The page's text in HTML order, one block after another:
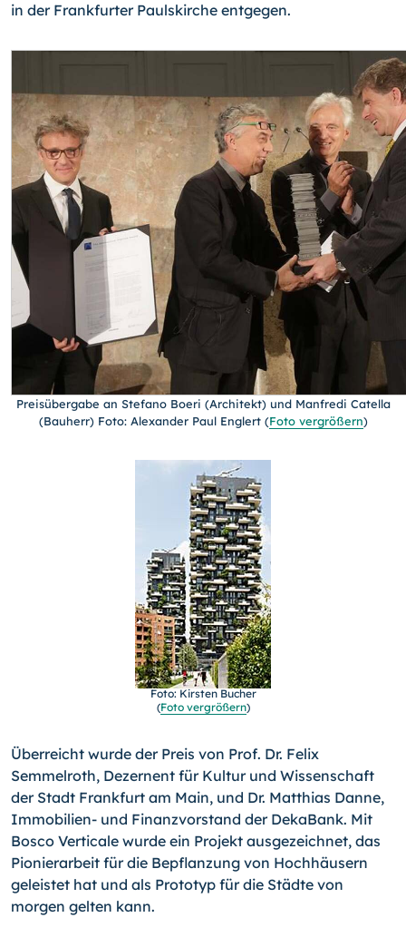
in der Frankfurter Paulskirche entgegen.
Preisübergabe an Stefano Boeri (Architekt) und Manfredi Catella
(Bauherr) Foto: Alexander Paul Englert(Foto vergrößern)
Foto: Kirsten Bucher
(Foto vergrößern)
Überreicht wurde der Preis von Prof. Dr. Felix
Semmelroth, De­zernent für Kultur und Wissenschaft
der Stadt Frankfurt am Main, und Dr. Matthias Danne,
Immobilien- und Finanzvor­stand der DekaBank. Mit
Bosco Verticale wurde ein Projekt ausge­zeichnet, das
Pionierarbeit für die Bepflanzung von Hochhäu­sern
geleistet hat und als Prototyp für die Städte von
morgen gelten kann.